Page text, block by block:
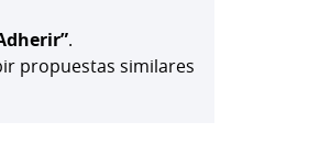
.
propuestas similares